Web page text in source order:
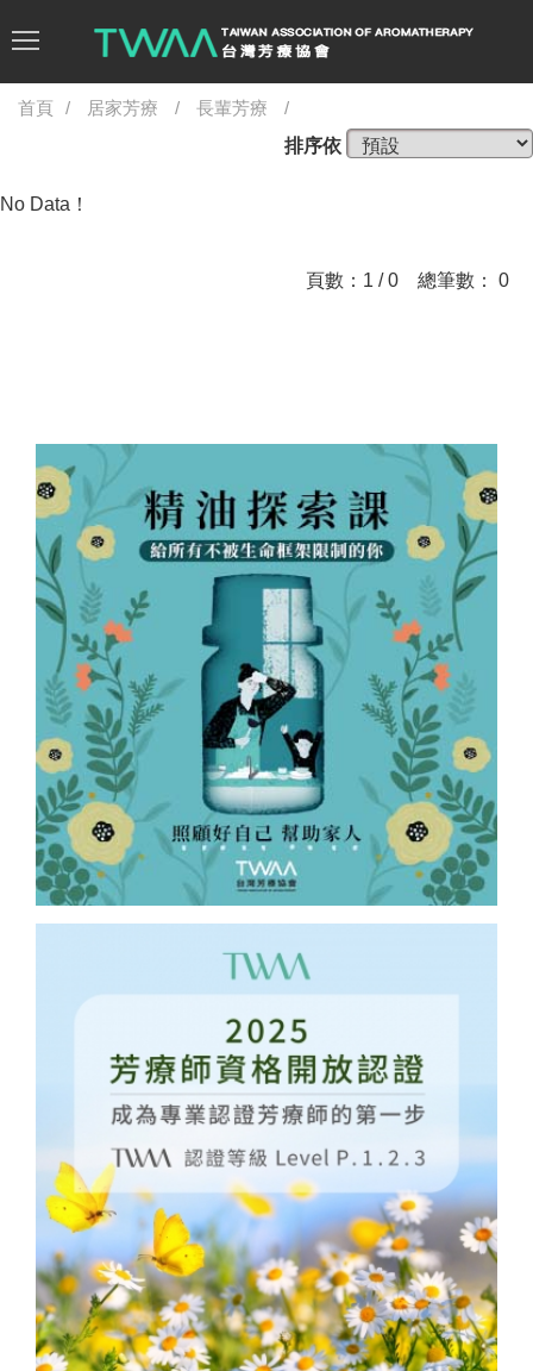
首頁 居家芳療
長輩芳療
排序依
No Data！
頁數：1 / 0 總筆數： 0